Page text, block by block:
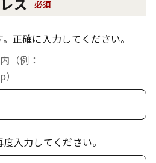
必須
正確に入力してください。
（例：
入力してください。